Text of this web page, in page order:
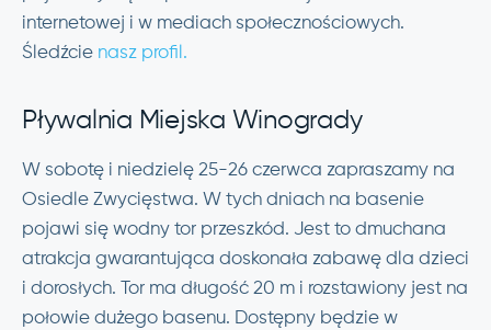
internetowej i w mediach społecznościowych.
Śledźcie nasz profil.
Pływalnia Miejska Winogrady
W sobotę i niedzielę 25-26 czerwca zapraszamy na
Osiedle Zwycięstwa. W tych dniach na basenie
pojawi się wodny tor przeszkód. Jest to dmuchana
atrakcja gwarantująca doskonała zabawę dla dzieci
i dorosłych. Tor ma długość 20 m i rozstawiony jest na
połowie dużego basenu. Dostępny będzie w